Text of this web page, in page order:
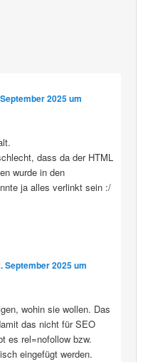
2025 um
dass da der HTML
wurde in den
ja alles verlinkt sein :/
September 2025 um
wohin sie wollen. Das
das nicht für SEO
es rel=nofollow bzw.
eingefügt werden.